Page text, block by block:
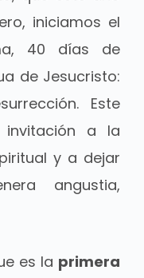
iniciamos el
40 días de
de Jesucristo:
Este
a la
y a dejar
angustia,
es la primera